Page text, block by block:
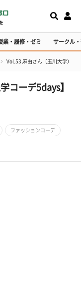
業・履修・ゼミ サークル
Vol.53 麻由さん（玉川大学）【
コーデ5days】
ファッションコーデ